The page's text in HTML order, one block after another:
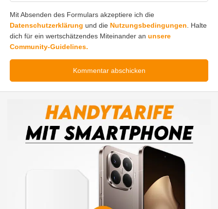
Mit Absenden des Formulars akzeptiere ich die
Datenschutzerklärung und die Nutzungsbedingungen . Halte
dich für ein wertschätzendes Miteinander an unsere
Community-Guidelines.